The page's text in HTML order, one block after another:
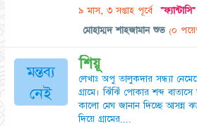
৯ মাস, ৩ সপ্তাহ পূর্বে "ফ্যান্টাসি"
মোহাম্মদ শাহজামান শুভ (০
মন্তব্য
নেই
শিয়ূ
লেখাঃ অপু তালুকদার সন্ধ্যা
গ্রামে। ঝিঁঝিঁ পোকার শব্দ
কালো মেঘ জানান দিচ্ছে আসন্ন
দিয়ে গ্রামের....